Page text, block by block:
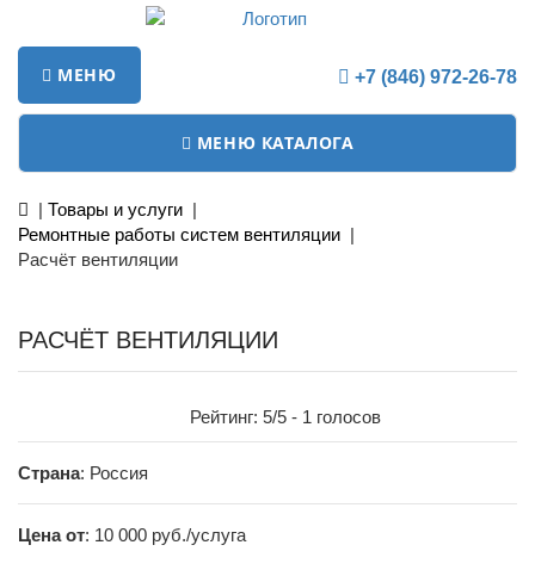
МЕНЮ +7 (846) 972-26-78
МЕНЮ КАТАЛОГА
| Товары и услуги |
Ремонтные работы систем вентиляции |
Расчёт вентиляции
РАСЧЁТ ВЕНТИЛЯЦИИ
Рейтинг: 5/5 - 1 голосов
Страна: Россия
Цена от: 10 000 руб./услуга